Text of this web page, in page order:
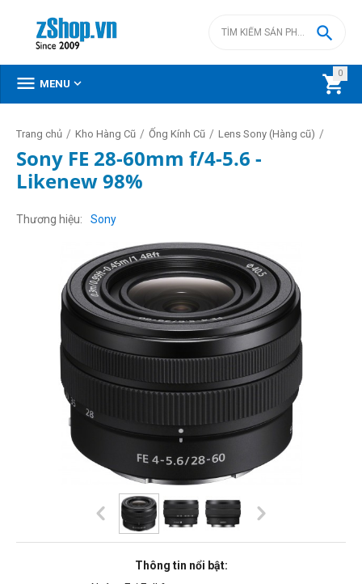
0


 MENU 
Trang chủ / Kho Hàng Cũ / Ống Kính Cũ / Lens Sony (Hàng cũ) /
Sony FE 28-60mm f/4-5.6 -
Likenew 98%
Thương hiệu Sony
Thông tin nổi bật: